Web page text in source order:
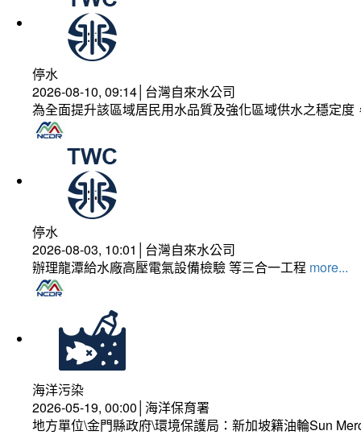
停水
2026-08-10, 09:14│台灣自來水公司
為全面提升該區域居民用水品質及強化區域供水之穩定
停水
2026-08-03, 10:01│台灣自來水公司
辦理龍潭給水廠高壓電氣設備檢驗 等三合一工程 more...
海洋污染
2026-05-19, 00:00│海洋保育署
地方單位\金門縣政府\環境保護局：新加坡籍油輪Sun